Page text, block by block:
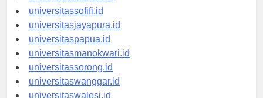
universitasmaluku.id
universitassofifi.id
universitasjayapura.id
universitaspapua.id
universitasmanokwari.id
universitassorong.id
universitaswanggar.id